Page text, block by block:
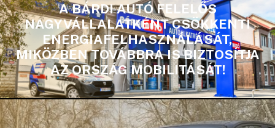
A BÁRDI AUTÓ FELELŐS
NAGYVÁLLALATKÉNT CSÖKKENTI
ENERGIAFELHASZNÁLÁSÁT,
MIKÖZBEN TOVÁBBRA IS BIZTOSÍTJA
AZ ORSZÁG MOBILITÁSÁT!